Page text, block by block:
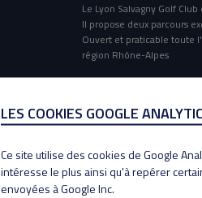
Le Lyon Salvagny Golf
Il propose deux parcours
Ouvert et praticable toute
région Rhône-Alpes
LES COOKIES GOOGLE
Ce site utilise des cookies de Google
intéresse le plus ainsi qu'à repérer
envoyées à Google Inc.